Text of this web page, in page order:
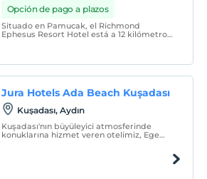
Opción de pago a plazos
Situado en Pamucak, el Richmond
Ephesus Resort Hotel está a 12 kilómetros
su ubicación.
Jura Hotels Ada Beach Kuşadası
Kuşadası, Aydın
Kuşadası'nın büyüleyici atmosferinde
konuklarına hizmet veren otelimiz, Ege